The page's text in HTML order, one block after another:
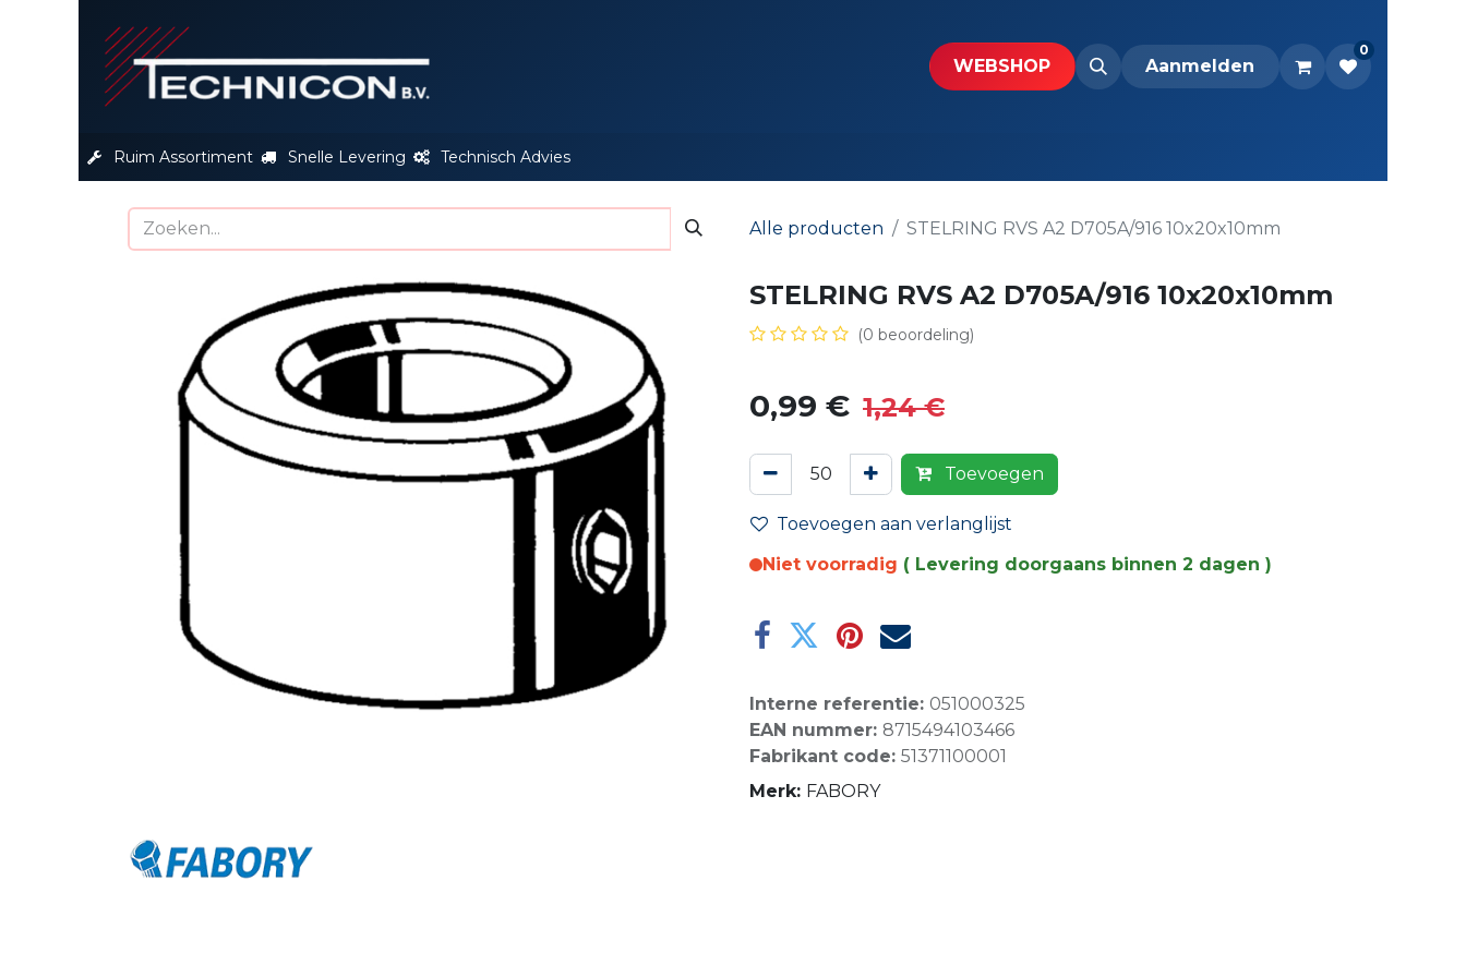
Contact Downloads
WEBS​H​​OP​​ Aanmelden
0
Ruim Assortiment Snelle Levering Technisch Advies
Alle producten STELRING RVS A2 D705A/916 10x20x10mm
STELRING RVS A2 D705A/916 10x20x10mm
(0 beoordeling)
0,99 € 1,24€
Toevoegen
Toevoegen aan verlanglijst
Niet voorradig ( Levering doorgaans binnen 2 dagen )
Interne referentie: 051000325
EAN nummer: 8715494103466
Fabrikant code: 51371100001
Merk: FABORY